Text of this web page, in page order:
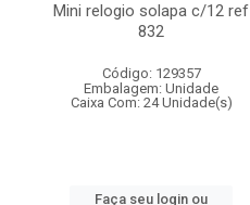
Mini relogio solapa c/12 ref
832
Código: 129357
Embalagem: Unidade
Caixa Com: 24 Unidade(s)
Faça seu login ou